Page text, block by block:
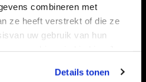
combineren met
ze heeft verstrekt of die ze
uw gebruik van hun
linksonder. Lees meer over
Details tonen
.“Soms wil je bepaalde cijfers
kunnen downdrillen
te bekijken. Dat kan
collega’s ontdekken